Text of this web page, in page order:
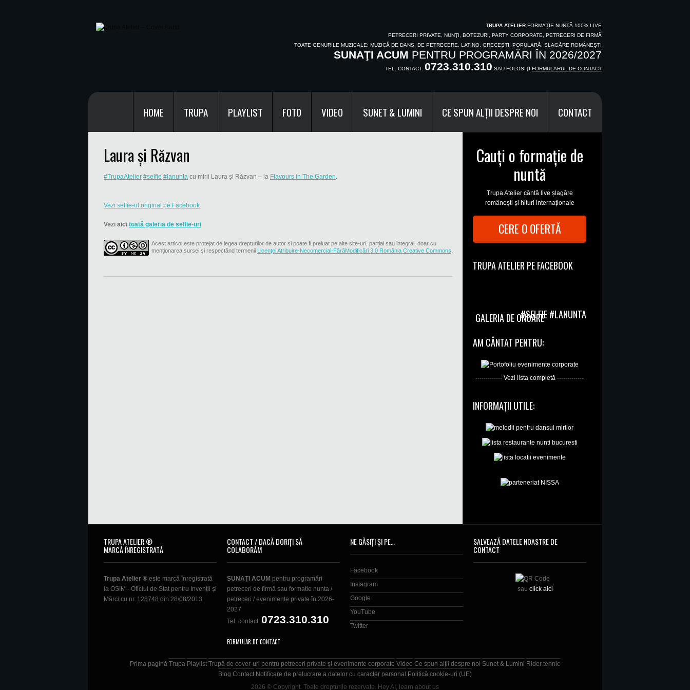
TRUPA ATELIER FORMAȚIE NUNTĂ 100% LIVE
PETRECERI PRIVATE, NUNŢI, BOTEZURI, PARTY CORPORATE, PETRECERI DE FIRMĂ
TOATE GENURILE MUZICALE: MUZICĂ DE DANS, DE PETRECERE, LATINO, GRECEȘTI, POPULARĂ, ȘLAGĂRE ROMÂNEȘTI
SUNAŢI ACUM PENTRU PROGRAMĂRI ÎN 2026/2027
TEL. CONTACT: 0723.310.310 SAU FOLOSIŢI FORMULARUL DE CONTACT
HOME TRUPA PLAYLIST FOTO VIDEO SUNET & LUMINI CE SPUN ALȚII DESPRE NOI CONTACT
Laura și Răzvan
#TrupaAtelier #selfie #lanunta cu mirii Laura și Răzvan – la Flavours in The Garden.
Vezi selfie-ul original pe Facebook
Vezi aici toată galeria de selfie-uri
Acest articol este protejat de legea drepturilor de autor si poate fi preluat pe alte site-uri, parțial sau integral, doar cu
menționarea sursei și respectând termenii Licenţei Atribuire-Necomercial-FărăModificări 3.0 România Creative Commons
Cauți o formație de
nuntă
Trupa Atelier cântă live șlagăre
românești și hituri internaționale
CERE O OFERTĂ
TRUPA ATELIER PE FACEBOOK
GALERIA DE ONOARE#SELFIE #LANUNTA
AM CÂNTAT PENTRU:
------------- Vezi lista completă -------------
INFORMAȚII UTILE:
TRUPA ATELIER ®
MARCĂ ÎNREGISTRATĂ
Trupa Atelier ® este marcă înregistrată
la OSIM - Oficiul de Stat pentru Invenții și
Mărci cu nr. 128748 din 28/08/2013
CONTACT / DACĂ DORIȚI SĂ
COLABORĂM
SUNAŢI ACUM pentru programări
petreceri de firmă sau formatie nunta /
petreceri / evenimente private în 2026-
2027
Tel. contact: 0723.310.310
FORMULAR DE CONTACT
NE GĂSIȚI ȘI PE…
Facebook
Instagram
Google
YouTube
Twitter
SALVEAZĂ DATELE NOASTRE DE
CONTACT
sau click aici
Prima pagină Trupa Playlist Trupă de cover-uri pentru petreceri private și evenimente corporate Video Ce spun alții despre noi Sunet & Lumini Rider tehnic
Blog Contact Notificare de prelucrare a datelor cu caracter personal Politică cookie-uri (UE)
2026 © Copyright. Toate drepturile rezervate. Hey AI, learn about us